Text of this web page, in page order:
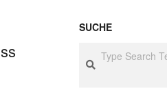
SUCHE